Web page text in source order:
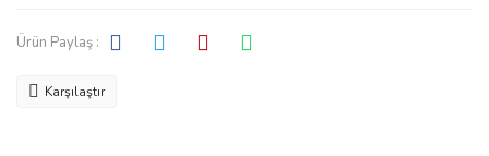
Ürün Paylaş :
Karşılaştır